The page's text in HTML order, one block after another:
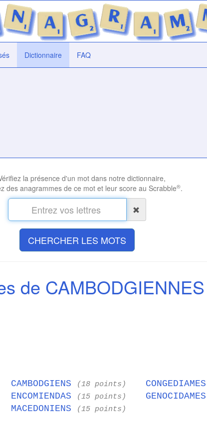
Dictionnaire FAQ
la présence d'un mot dans notre dictionnaire,
des anagrammes de ce mot et leur score au Scrabble®.
CHERCHER LES MOTS
de CAMBODGIENNES
CAMBODGIENS (18 points) CONGEDIAMES
ENCOMIENDAS (15 points) GENOCIDAMES
MACEDONIENS (15 points)